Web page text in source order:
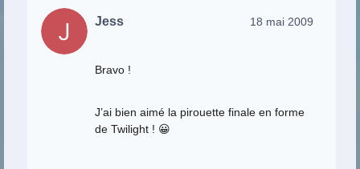
Jess 18 mai 2009
Bravo !
J’ai bien aimé la pirouette finale en forme
de Twilight ! 😀